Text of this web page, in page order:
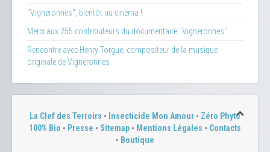
"Vigneronnes", bientôt au cinéma !
Merci aux 255 contributeurs du documentaire "Vigneronnes"
Rencontre avec Henry Torgue, compositeur de la musique
originale de Vigneronnes
La Clef des Terroirs - Insecticide Mon Amour - Zéro Phyto
100% Bio - Presse - Sitemap - Mentions Légales - Contacts
- Boutique